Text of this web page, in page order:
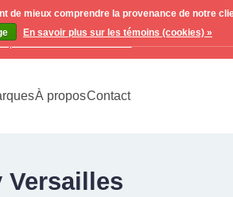
pour toutes vos demandes
À proposContact
mieux comprendre la provenance de notre
En savoir plus sur les témoins (cookies) »